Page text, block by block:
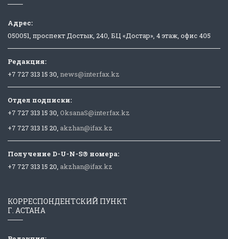
Адрес:
050051, проспект Достык, 240, БЦ «Достар», 4 этаж, офис 405
Редакция:
+7 727 313 15 30, news@interfax.kz
Отдел подписки:
+7 727 313 15 30, OksanaS@interfax.kz
+7 727 313 15 20, akzhan@ifax.kz
Получение D-U-N-S® номера:
+7 727 313 15 20, akzhan@ifax.kz
КОРРЕСПОНДЕНТСКИЙ ПУНКТ
Г. АСТАНА